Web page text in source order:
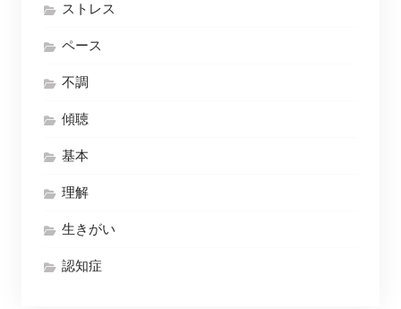
ストレス
ペース
不調
傾聴
基本
理解
生きがい
認知症